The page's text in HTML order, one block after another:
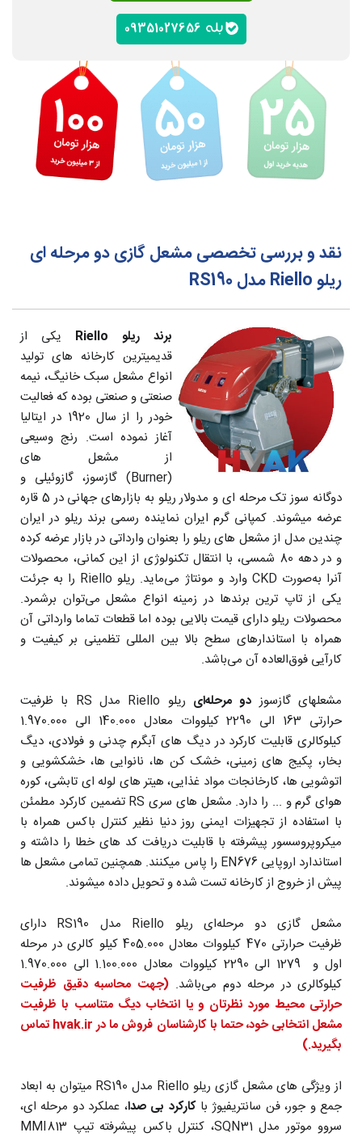
نقد و بررسی تخصصی مشعل گازی دو مرحله ای
ریلو Riello مدل RS190
برند ریلو Riello
یکی از
قدیمیترین کارخانه های تولید
انواع مشعل سبک خانیگ، نیمه
صنعتی و صنعتی بوده که فعالیت
خودر را از سال 1920 در ایتالیا
آغاز نموده است. رنج وسیعی
از مشعل های
(Burner) گازسوز، گازوئیلی و
دوگانه سوز تک مرحله ای و مدولار ریلو به بازارهای جهانی در 5 قاره
عرضه میشوند. کمپانی گرم ایران نماینده رسمی برند ریلو در ایران
چندین مدل از مشعل های ریلو را بعنوان وارداتی در بازار عرضه کرده
و در دهه 80 شمسی، با انتقال تکنولوژی از این کمانی، محصولات
آنرا به‌صورت CKD وارد و مونتاژ می‌ماید. ریلو Riello را به جرئت
یکی از تاپ ترین برندها در زمینه انواع مشعل می‌توان برشمرد.
محصولات ریلو دارای قیمت بالایی بوده اما قطعات تماما وارداتی آن
همراه با استاندارهای سطح بالا بین المللی تظمینی بر کیفیت و
کارآیی فوق‌العاده آن می‌باشد.
مشعلهای گازسوز دو مرحله‌ای
ریلو Riello مدل RS با ظرفیت
حرارتی 163 الی 2290 کیلووات معادل 140.000 الی 1.970.000
کیلوکالری قابلیت کارکرد در دیگ های آبگرم چدنی و فولادی، دیگ
بخار، پکیج های زمینی، خشک کن ها، نانوایی ها، خشکشویی و
اتوشویی ها، کارخانجات مواد غذایی، هیتر های لوله ای تابشی، کوره
هوای گرم و ... را دارد. مشعل های سری RS تضمین کارکرد مطمئن
با استفاده از تجهیزات ایمنی روز دنیا نظیر کنترل باکس همراه با
میکروپروسسور پیشرفته با قابلیت دریافت کد های خطا را داشته و
استاندارد اروپایی EN676 را پاس میکنند. همچنین تمامی مشعل ها
پیش از خروج از کارخانه تست شده و تحویل داده میشوند.
مشعل گازی دو مرحله‌ای ریلو Riello مدل RS190 دارای
ظرفیت حرارتی 470 کیلووات معادل 405.000 کیلو کالری در مرحله
اول و 1279 الی 2290 کیلووات معادل 1.100.000 الی 1.970.000
کیلوکالری در مرحله دوم می‌باشد. (جهت محاسبه دقیق ظرفیت
حرارتیمحیط مورد نظرتان و یا انتخاب دیگ متناسب با ظرفیت
مشعل انتخابی خود،
حتما با کارشناسان فروش ما در hvak.ir تماس
بگیرید.)
از ویژگی های مشعل گازی ریلو Riello مدل RS190 میتوان به ابعاد
جمع و جور، فن سانتریفیوژ باکارکرد بی صدا، عملکرد دو مرحله ای،
سروو موتور مدل SQN31، کنترل باکس پیشرفته تیپ MMI813